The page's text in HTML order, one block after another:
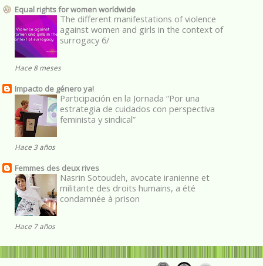
Equal rights for women worldwide
The different manifestations of violence
against women and girls in the context of
surrogacy 6/
Hace 8 meses
Impacto de género ya!
Participación en la Jornada “Por una
estrategia de cuidados con perspectiva
feminista y sindical”
Hace 3 años
Femmes des deux rives
Nasrin Sotoudeh, avocate iranienne et
militante des droits humains, a été
condamnée à prison
Hace 7 años